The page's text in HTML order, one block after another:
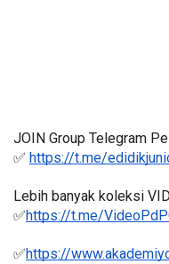
JOIN Group Telegram
✅ https://t.me/
Lebih banyak koleksi
✅https://t.me/
✅https://